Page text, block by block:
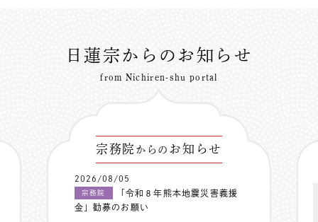
日蓮宗からのお知らせ
from Nichiren-shu portal
宗務院 からの お知らせ
2026/08/05
宗務院
「令和８年熊本地震災害義援
金」勧募のお願い